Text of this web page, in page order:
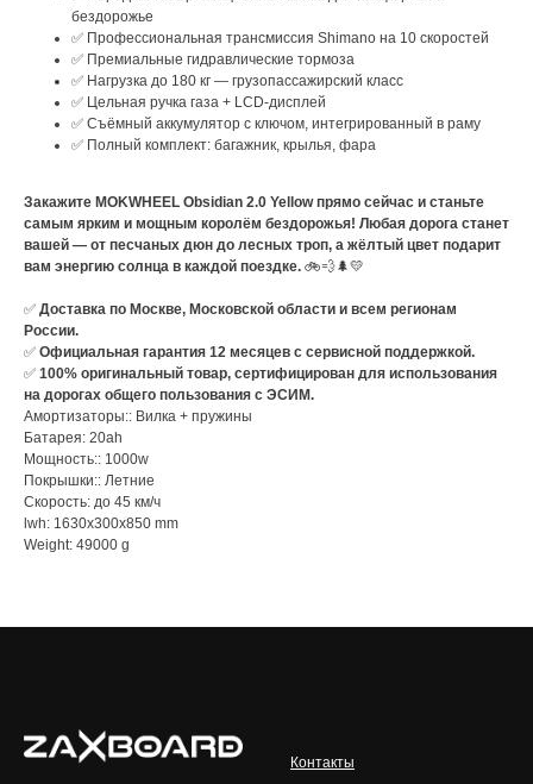
бездорожье
✅ Профессиональная трансмиссия Shimano на 10 скоростей
✅ Премиальные гидравлические тормоза
✅ Нагрузка до 180 кг — грузопассажирский класс
✅ Цельная ручка газа + LCD-дисплей
✅ Съёмный аккумулятор с ключом, интегрированный в раму
✅ Полный комплект: багажник, крылья, фара
Закажите MOKWHEEL Obsidian 2.0 Yellow прямо сейчас и станьте
самым ярким и мощным королём бездорожья! Любая дорога станет
вашей — от песчаных дюн до лесных троп, а жёлтый цвет подарит
вам энергию солнца в каждой поездке. 🚲💨🌲💛
✅ Доставка по Москве, Московской области и всем регионам
России.
✅ Официальная гарантия 12 месяцев с сервисной поддержкой.
✅ 100% оригинальный товар, сертифицирован для использования
на дорогах общего пользования с ЭСИМ.
Амортизаторы:: Вилка + пружины
Батарея: 20ah
Мощность:: 1000w
Покрышки:: Летние
Скорость: до 45 км/ч
lwh: 1630x300x850 mm
Weight: 49000 g
Контакты